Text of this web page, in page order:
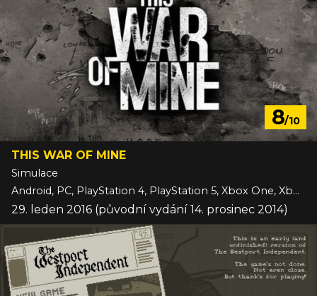
8/10
THIS WAR OF MINE
Simulace
Android, PC, PlayStation 4, PlayStation 5, Xbox One, Xbox Series, iOS
29. leden 2016 (původní vydání 14. prosinec 2014)